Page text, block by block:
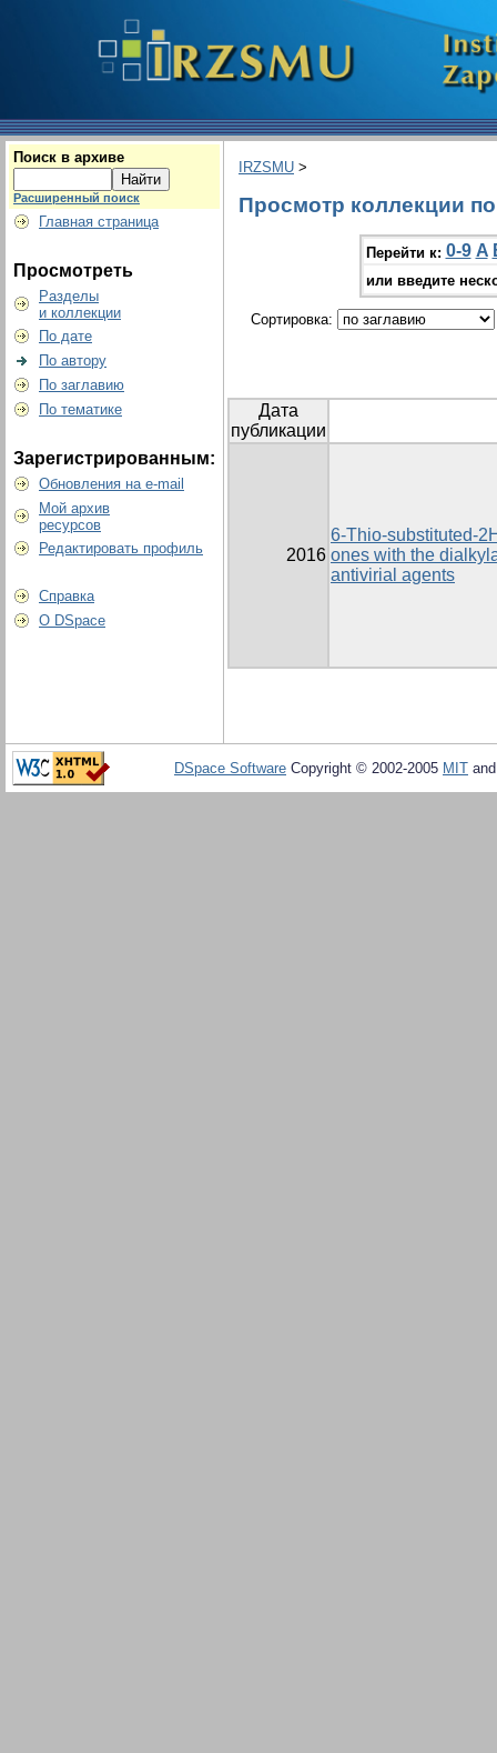
Поиск в архиве
Расширенный поиск
Главная страница
Просмотреть
Разделы
и коллекции
По дате
По автору
По заглавию
По тематике
Зарегистрированным:
Обновления на e-mail
Мой архив
ресурсов
Редактировать профиль
Справка
О DSpace
IRZSMU >
Просмотр коллекции
Перейти к: 0-9 A
или введите
Сортировка:
Дата
публикации
2016
6-Thio-substituted-
ones with the
antivirial agents
DSpace Software Copyright © 2002-2005 MIT